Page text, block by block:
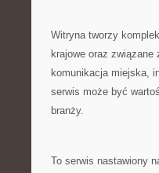
Witryna tworzy
krajowe oraz
komunikacja miejska,
serwis może być
branży.
To serwis nastawiony